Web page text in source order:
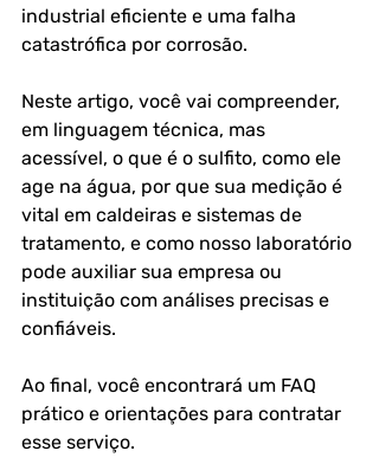
industrial eficiente e uma falha
catastrófica por corrosão.
Neste artigo, você vai compreender,
em linguagem técnica, mas
acessível, o que é o sulfito, como ele
age na água, por que sua medição é
vital em caldeiras e sistemas de
tratamento, e como nosso laboratório
pode auxiliar sua empresa ou
instituição com análises precisas e
confiáveis.
Ao final, você encontrará um FAQ
prático e orientações para contratar
esse serviço.